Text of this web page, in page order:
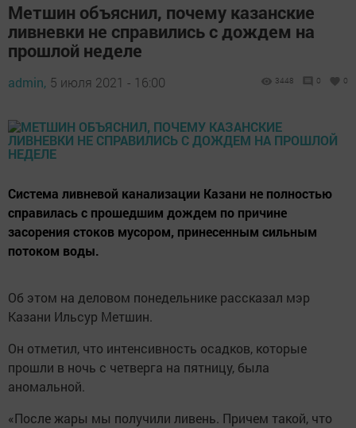
Метшин объяснил, почему казанские
ливневки не справились с дождем на
прошлой неделе
admin, 5 июля 2021 - 16:00 3448 0 0
Система ливневой канализации Казани не полностью
справилась с прошедшим дождем по причине
засорения стоков мусором, принесенным сильным
потоком воды.
Об этом на деловом понедельнике рассказал мэр
Казани Ильсур Метшин.
Он отметил, что интенсивность осадков, которые
прошли в ночь с четверга на пятницу, была
аномальной.
«После жары мы получили ливень. Причем такой, что